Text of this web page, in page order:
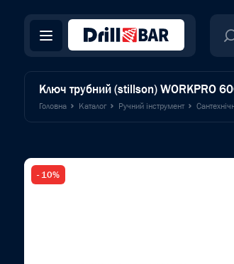
Ключ трубний (stillson) WORKPRO
Головна Каталог Ручний інструмент
- 10%